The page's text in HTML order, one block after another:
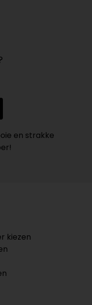
en strakke
kiezen